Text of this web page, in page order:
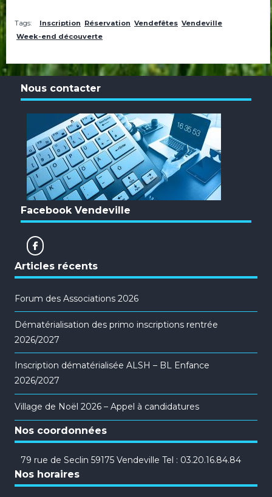
Tags: Inscription Réservation Vendefêtes Vendeville
Week-end découverte
Nous contacter
Facebook Vendeville
Articles récents
Forum des Associations 2026
Dématérialisation des primo inscriptions rentrée
2026/2027
Inscription dématérialisée ALSH – BL Enfance
2026/2027
Village de Noël 2026 – Appel à candidatures
Nos coordonnées
79 rue de Seclin 59175 Vendeville Tel : 03.20.16.84.84
Nos horaires